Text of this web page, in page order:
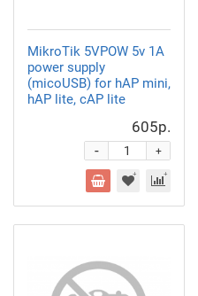
MikroTik 5VPOW 5v 1A
power supply
(micoUSB) for hAP mini,
hAP lite, cAP lite
605р.
+
-